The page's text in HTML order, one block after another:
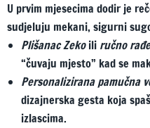
U prvim mjesecima dodir je
sudjeluju mekani, sigurni
Plišanac Zekoili ručno
“čuvaju mjesto” kad se
Personalizirana pamučna
dizajnerska gesta koja
izlascima.